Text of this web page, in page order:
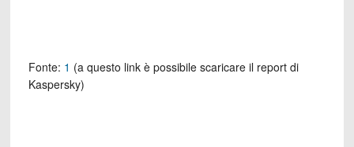
Fonte: 1 (a questo link è possibile scaricare il report di
Kaspersky)